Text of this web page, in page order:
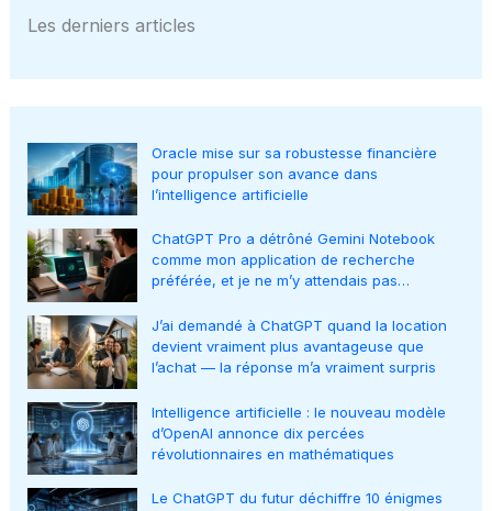
Les derniers articles
Oracle mise sur sa robustesse financière
pour propulser son avance dans
l’intelligence artificielle
ChatGPT Pro a détrôné Gemini Notebook
comme mon application de recherche
préférée, et je ne m’y attendais pas…
J’ai demandé à ChatGPT quand la location
devient vraiment plus avantageuse que
l’achat — la réponse m’a vraiment surpris
Intelligence artificielle : le nouveau modèle
d’OpenAI annonce dix percées
révolutionnaires en mathématiques
Le ChatGPT du futur déchiffre 10 énigmes